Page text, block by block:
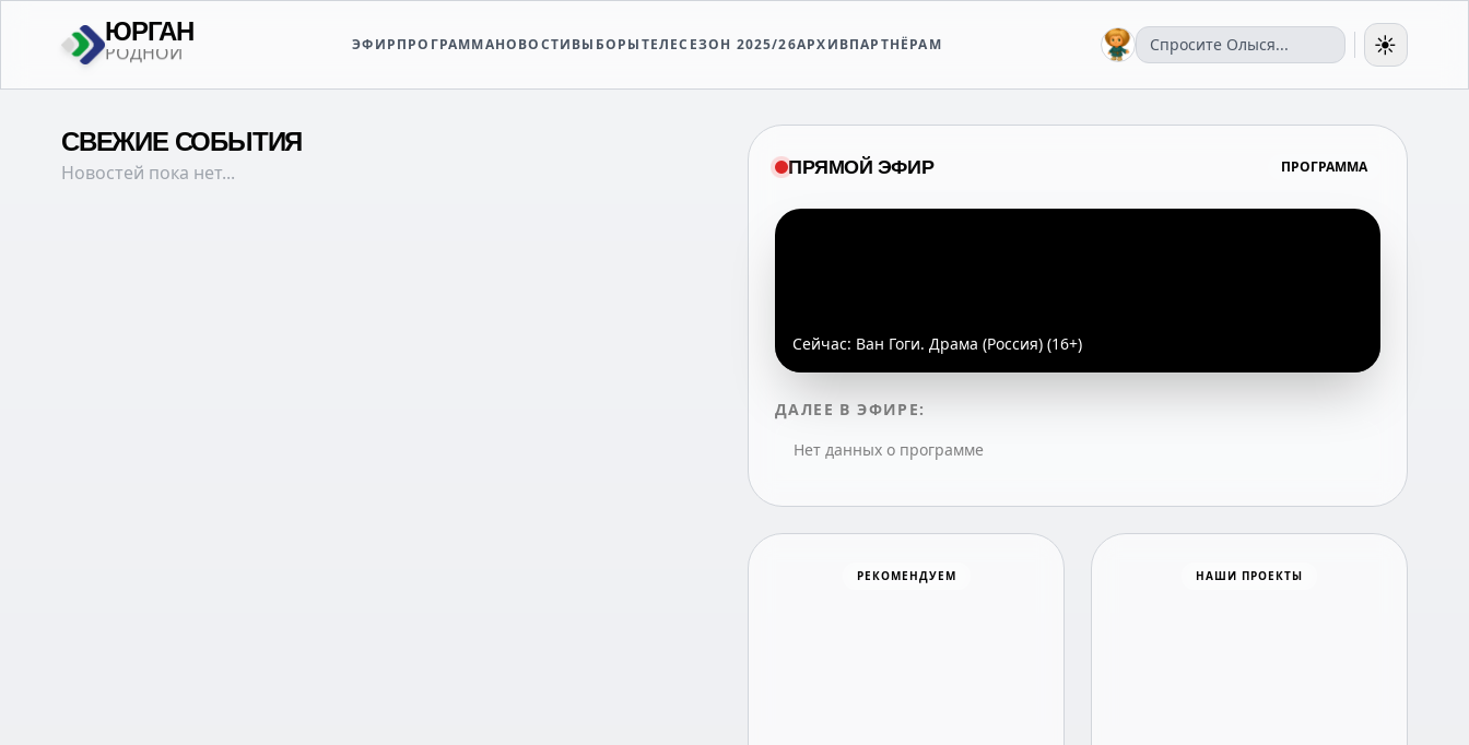
ЮРГАН
ТВОЙ
ЭФИРПРОГРАММАНОВОСТИВЫБОРЫТЕЛЕСЕЗОН 2025/26АРХИВПАРТНЁРАМ ☀️
СВЕЖИЕ СОБЫТИЯ
Новостей пока нет... ПРЯМОЙ ЭФИР ПРОГРАММА
Сейчас: Ван Гоги. Драма (Россия) (16+)
ДАЛЕЕ В ЭФИРЕ:
Нет данных о программе
РЕКОМЕНДУЕМ
Хоккей
НАШИ ПРОЕКТЫ
Время новостей